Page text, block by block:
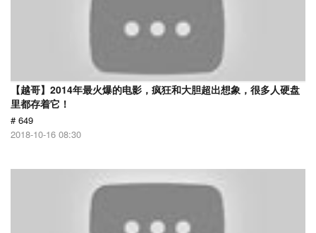
【越哥】2014年最火爆的电影，疯狂和大胆超出想象，很多人硬盘
里都存着它！
# 649
2018-10-16 08:30